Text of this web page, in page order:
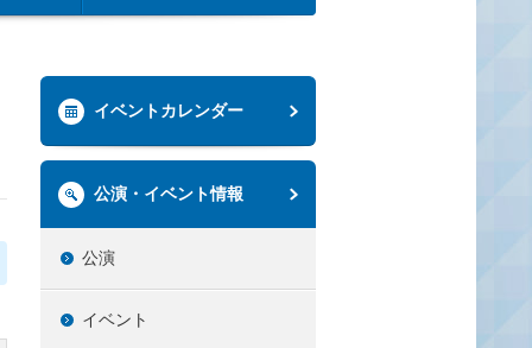
イベントカレンダー
公演・イベント情報
公演
イベント